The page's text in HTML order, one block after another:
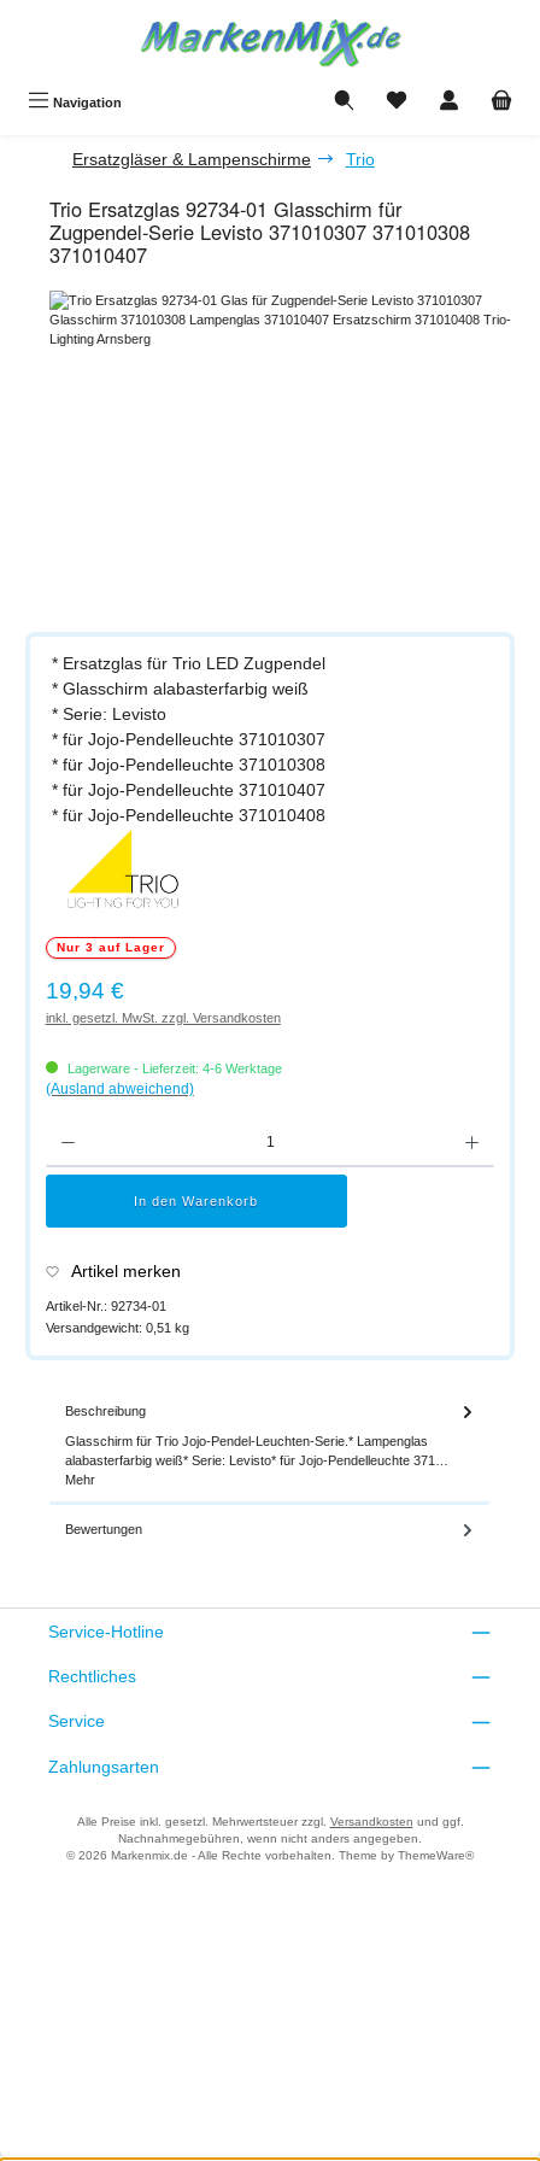
Navigation Du hast 0 Produkte
Ersatzgläser & Lampenschirme Trio
Trio Ersatzglas 92734-01 Glasschirm für
Zugpendel-Serie Levisto 371010307 371010308
371010407
Bildergalerie überspringen
* Ersatzglas für Trio LED Zugpendel
* Glasschirm alabasterfarbig weiß
* Serie: Levisto
* für Jojo-Pendelleuchte 371010307
* für Jojo-Pendelleuchte 371010308
* für Jojo-Pendelleuchte 371010407
* für Jojo-Pendelleuchte 371010408
Nur 3 auf Lager
Regulärer Preis:
19,94 €
inkl. gesetzl. MwSt. zzgl. Versandkosten
Lagerware - Lieferzeit: 4-6 Werktage
(Ausland abweichend)
In den Warenkorb
Artikel merken
Artikel-Nr.: 92734-01
Versandgewicht: 0,51 kg
Beschreibung
Glasschirm für Trio Jojo-Pendel-Leuchten-Serie.* Lampenglas
alabasterfarbig weiß* Serie: Levisto* für Jojo-Pendelleuchte 371…
Mehr
Bewertungen
Service-Hotline
Rechtliches
Service
Zahlungsarten
Alle Preise inkl. gesetzl. Mehrwertsteuer zzgl. Versandkosten und ggf.
Nachnahmegebühren, wenn nicht anders angegeben.
© 2026 Markenmix.de - Alle Rechte vorbehalten. Theme by ThemeWare®